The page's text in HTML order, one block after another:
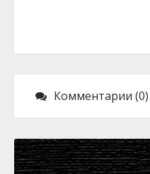
Комментарии (0)